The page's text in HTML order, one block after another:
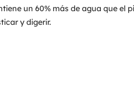
un 60% más de agua que el
y digerir.